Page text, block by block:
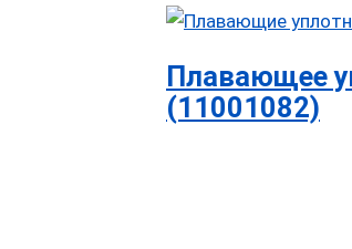
Плавающее
(11001082)